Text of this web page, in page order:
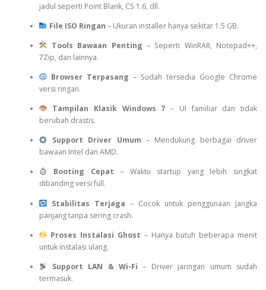
jadul seperti Point Blank, CS 1.6, dll.
File ISO Ringan – Ukuran installer hanya sekitar 1.5 GB.
Tools Bawaan Penting – Seperti WinRAR, Notepad++,
7Zip, dan lainnya.
Browser Terpasang – Sudah tersedia Google Chrome
versi ringan.
Tampilan Klasik Windows 7 – UI familiar dan tidak
berubah drastis.
Support Driver Umum – Mendukung berbagai driver
bawaan Intel dan AMD.
Booting Cepat – Waktu startup yang lebih singkat
dibanding versi full.
Stabilitas Terjaga – Cocok untuk penggunaan jangka
panjang tanpa sering crash.
Proses Instalasi Ghost – Hanya butuh beberapa menit
untuk instalasi ulang.
Support LAN & Wi-Fi – Driver jaringan umum sudah
termasuk.